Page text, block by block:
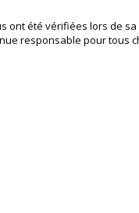
ont été vérifiées lors de
responsable pour tous